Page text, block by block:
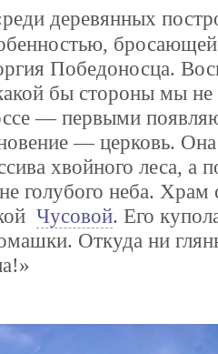
реди деревянных
Победоносца.
бы стороны мы
— первыми
— церковь. Она
хвойного леса, а
голубого неба. Храм
Чусовой. Его
Откуда ни